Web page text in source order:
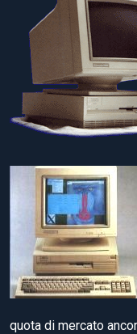
quota di mercato